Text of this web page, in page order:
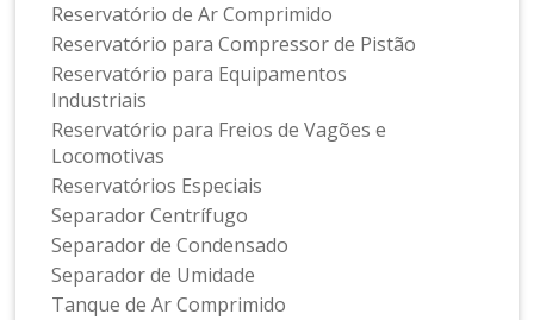
Reservatório de Ar Comprimido
Reservatório para Compressor de Pistão
Reservatório para Equipamentos
Industriais
Reservatório para Freios de Vagões e
Locomotivas
Reservatórios Especiais
Separador Centrífugo
Separador de Condensado
Separador de Umidade
Tanque de Ar Comprimido